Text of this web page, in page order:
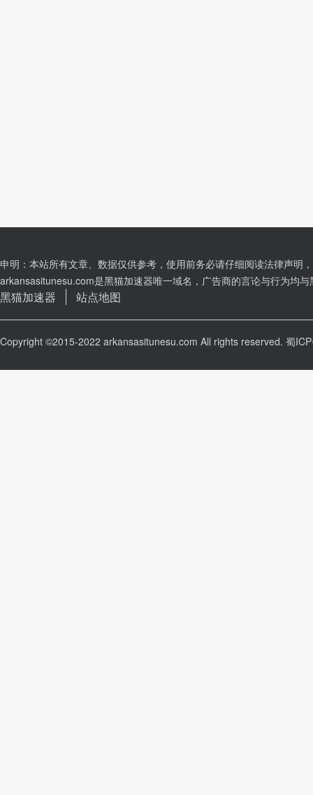
申明：本站所有文章、数据仅供参考，使用前务必请仔细阅读法律声明
arkansasitunesu.com是黑猫加速器唯一域名，广告商的言论与行为均
黑猫加速器 站点地图
Copyright ©2015-2022 arkansasitunesu.com All rights reserved. 蜀